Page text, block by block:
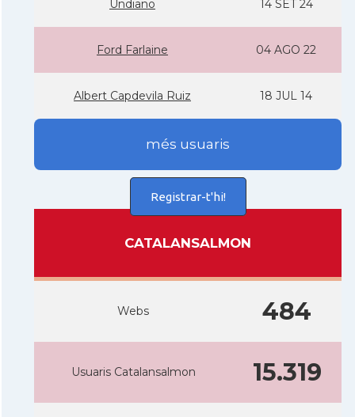
Undiano 14 SET 24
Ford Farlaine 04 AGO 22
Albert Capdevila Ruiz 18 JUL 14
més usuaris
Registrar-t'hi!
CATALANSALMON
Webs 484
Usuaris Catalansalmon 15.319